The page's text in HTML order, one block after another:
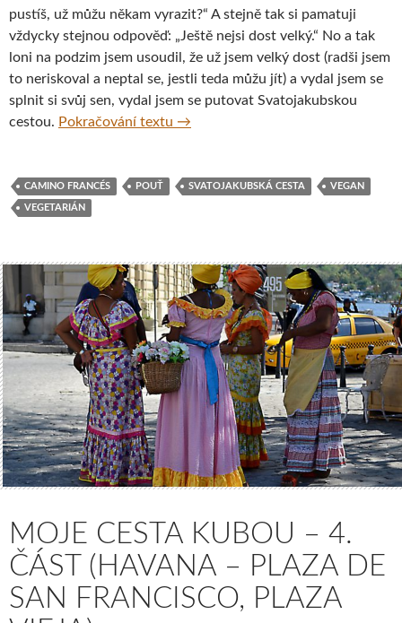
pustíš, už můžu někam vyrazit?“ A stejně tak si pamatuji
vždycky stejnou odpověď: „Ještě nejsi dost velký.“ No a tak
loni na podzim jsem usoudil, že už jsem velký dost (radši jsem
to neriskoval a neptal se, jestli teda můžu jít) a vydal jsem se
splnit si svůj sen, vydal jsem se putovat Svatojakubskou
cestou. Pokračování textu Vegetariánem na Svatojakubské
→
CAMINO FRANCÉS POUŤ SVATOJAKUBSKÁ CESTA VEGAN
VEGETARIÁN
MOJE CESTA KUBOU – 4.
ČÁST (HAVANA – PLAZA DE
SAN FRANCISCO, PLAZA